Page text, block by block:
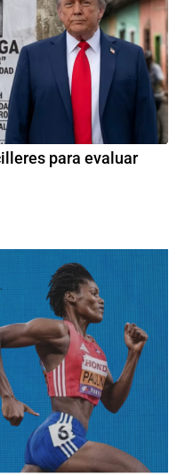
para evaluar